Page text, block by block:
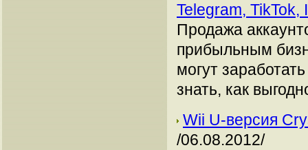
Telegram,
Продажа
прибыльным
могут
знать, как
Wii U-версия
/06.08.2012/